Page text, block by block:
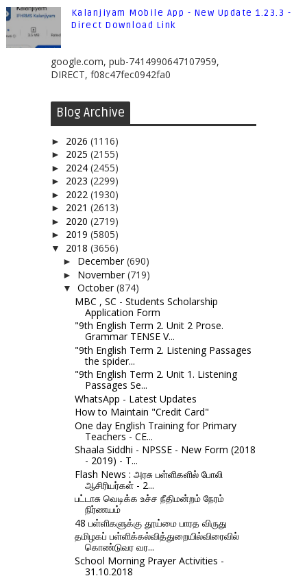
Kalanjiyam Mobile App - New Update 1.23.3 -
Direct Download Link
google.com, pub-7414990647107959,
DIRECT, f08c47fec0942fa0
Blog Archive
► 2026 (1116)
► 2025 (2155)
► 2024 (2455)
► 2023 (2299)
► 2022 (1930)
► 2021 (2613)
► 2020 (2719)
► 2019 (5805)
▼ 2018 (3656)
► December(690)
► November(719)
▼ October(874)
MBC , SC - Students Scholarship
Application Form
"9th English Term 2. Unit 2 Prose.
Grammar TENSE V...
"9th English Term 2. Listening Passages
the spider...
"9th English Term 2. Unit 1. Listening
Passages Se...
WhatsApp - Latest Updates
How to Maintain "Credit Card"
One day English Training for Primary
Teachers - CE...
Shaala Siddhi - NPSSE - New Form (2018
- 2019) - T...
Flash News : அரசு பள்ளிகளில் போலி
ஆசிரியர்கள் - 2...
பட்டாசு வெடிக்க உச்ச நீதிமன்றம் நேரம்
நிர்ணயம்
48 பள்ளிகளுக்கு தூய்மை பாரத விருது
தமிழகப் பள்ளிக்கல்வித்துறையில்விரைவில்
கொண்டுவர வர...
School Morning Prayer Activities -
31.10.2018